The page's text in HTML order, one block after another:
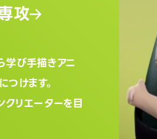
攻
学び手描きアニ
けます。
リエーターを目